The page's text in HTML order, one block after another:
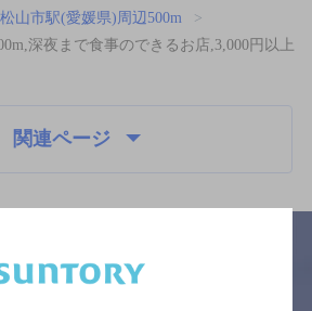
松山市駅(愛媛県)周辺500m
深夜まで食事のできるお店,3,000円以上
関連ページ